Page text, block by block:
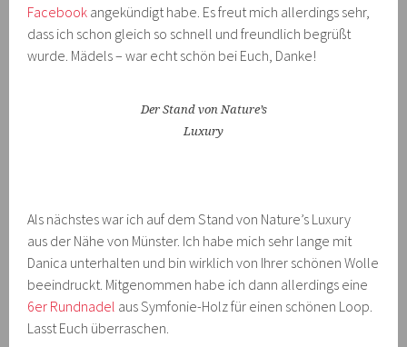
Facebook angekündigt habe. Es freut mich allerdings sehr,
dass ich schon gleich so schnell und freundlich begrüßt
wurde. Mädels – war echt schön bei Euch, Danke!
Der Stand von Nature’s
Luxury
Als nächstes war ich auf dem Stand von Nature’s Luxury
aus der Nähe von Münster. Ich habe mich sehr lange mit
Danica unterhalten und bin wirklich von Ihrer schönen Wolle
beeindruckt. Mitgenommen habe ich dann allerdings eine
6er Rundnadel aus Symfonie-Holz für einen schönen Loop.
Lasst Euch überraschen.